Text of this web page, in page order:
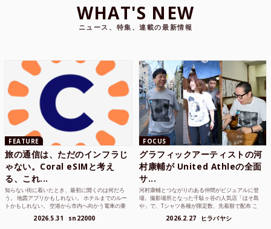
WHAT'S NEW
ニュース、特集、連載の最新情報
FEATURE
旅の通信は、ただのインフラじ
ゃない。Coral eSIMと考え
る、これ...
知らない街に着いたとき、最初に開くのは何だろ
う。 地図アプリかもしれない。 ホテルまでのルー
トかもしれない。 空港から市内へ向かう電車の乗
2026.5.31 sn22000
FOCUS
グラフィックアーティストの河
村康輔が United Athleの全面
サ...
河村康輔とつながりのある仲間がビジュアルに登
場。撮影場所となった千駄ヶ谷の人気店「ほそ島
や」で、Tシャツ各種が限定数、先着順で配布 こ
2026.2.27 ヒラバヤシ